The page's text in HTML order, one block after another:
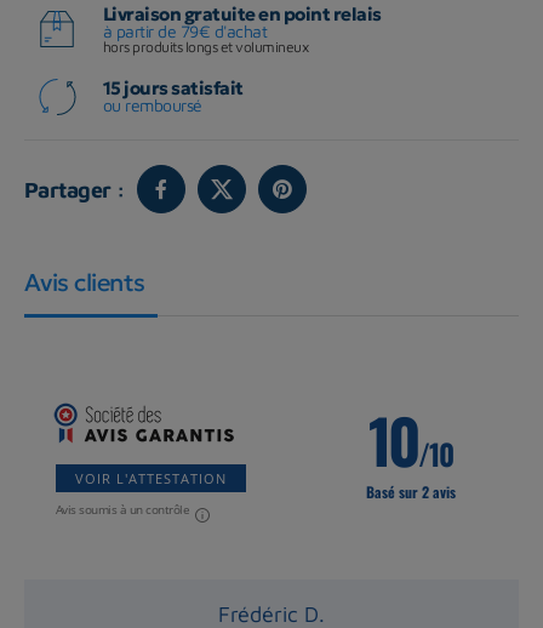
Livraison gratuite en point relais
à partir de 79€ d'achat
hors produits longs et volumineux
15 jours satisfait
ou remboursé
Partager :
Avis clients
VOIR L'ATTESTATION
Avis soumis à un contrôle
10/10
Basé sur 2 avis
Frédéric D.